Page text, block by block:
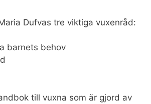
Dufvas tre viktiga vuxenråd:
barnets behov
till vuxna som är gjord av